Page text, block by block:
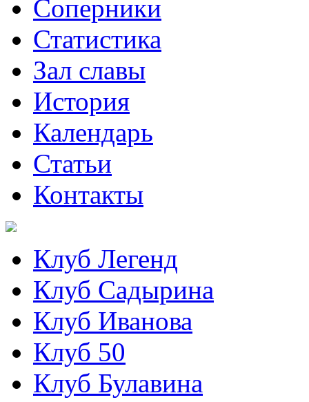
Соперники
Статистика
Зал славы
История
Календарь
Статьи
Контакты
Клуб Легенд
Клуб Садырина
Клуб Иванова
Клуб 50
Клуб Булавина